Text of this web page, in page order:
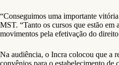
“Conseguimos uma importante
MST. “Tanto os cursos que estão
movimentos pela efetivação do
Na audiência, o Incra colocou que a
convênios para o estabelecimento